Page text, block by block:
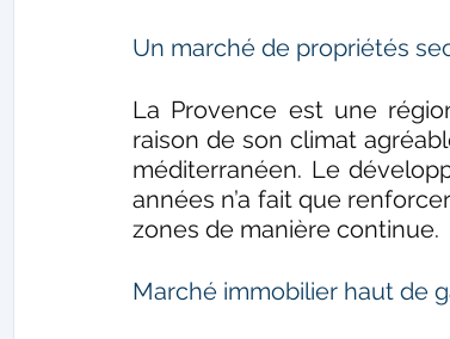
Un marché de propriétés
La Provence est une
raison de son climat
méditerranéen. Le
années n’a fait que
zones de manière continue.
Marché immobilier haut de